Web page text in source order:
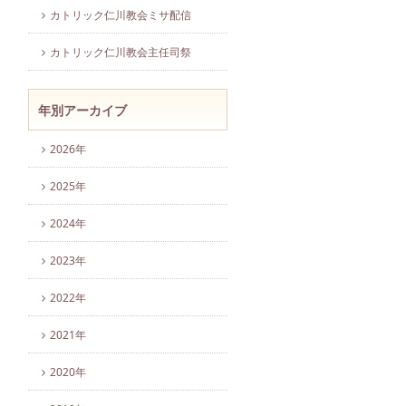
カトリック仁川教会ミサ配信
カトリック仁川教会主任司祭
年別アーカイブ
2026年
2025年
2024年
2023年
2022年
2021年
2020年